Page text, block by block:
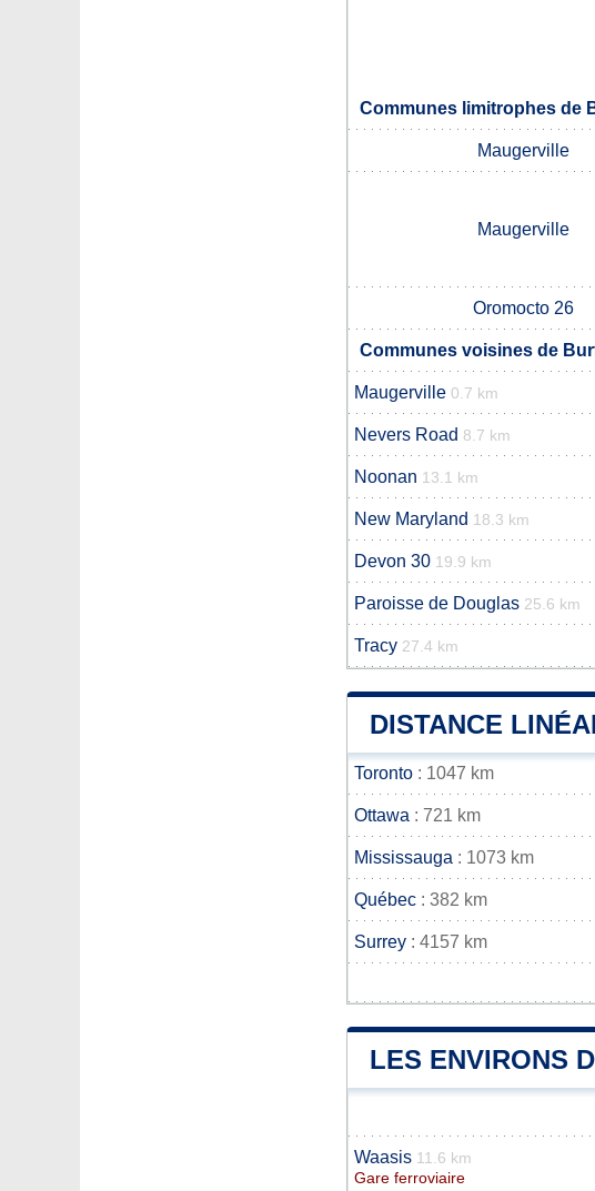
Communes limitrophes de
Maugerville
Maugerville
Oromocto 26
Communes voisines de
Maugerville 0.7 km
Nevers Road 8.7 km
Noonan 13.1 km
New Maryland 18.3 km
Devon 30 19.9 km
Paroisse de Douglas 25.6 km
Tracy 27.4 km
DISTANCE
Toronto : 1047 km
Ottawa : 721 km
Mississauga : 1073 km
Québec : 382 km
Surrey : 4157 km
LES ENVIRONS
Waasis 11.6 km
Gare ferroviaire